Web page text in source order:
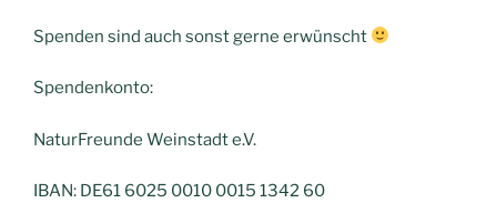
Spenden sind auch sonst gerne erwünscht
Spendenkonto:
NaturFreunde Weinstadt e.V.
IBAN: DE61 6025 0010 0015 1342 60